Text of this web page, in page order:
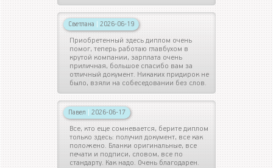
Светлана | 2026-06-19
Приобретенный здесь диплом очень
помог, теперь работаю главбухом в
крутой компании, зарплата очень
приличная, большое спасибо вам за
отличный документ. Никаких придирок не
было, взяли на собеседовании без слов.
Павел | 2026-06-17
Все, кто еще сомневается, берите диплом
только здесь: получил документ, все как
положено. Бланки оригинальные, все
печати и подписи, словом, все по
стандарту. Как надо. Очень благодарен.